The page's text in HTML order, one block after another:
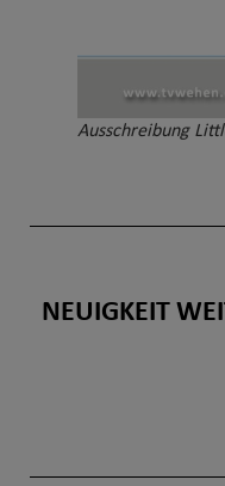
Ausschreibung
NEUIGKEIT